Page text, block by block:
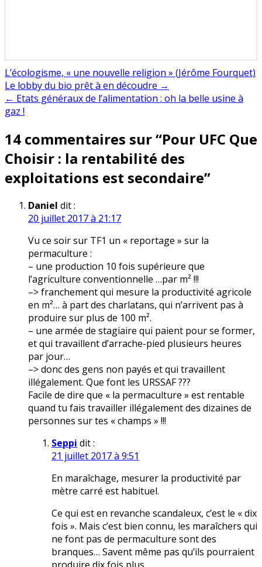
L’écologisme, « une nouvelle religion » (Jérôme Fourquet)
Navigation
de
Le lobby du bio prêt à en découdre →
← Etats généraux de l’alimentation : oh la belle usine à
gaz !
14 commentaires sur “Pour UFC Que
Choisir : la rentabilité des
exploitations est secondaire”
Daniel dit :
20 juillet 2017 à 21:17
Vu ce soir sur TF1 un « reportage » sur la
permaculture :
– une production 10 fois supérieure que
l’agriculture conventionnelle …par m² !!!
–> franchement qui mesure la productivité agricole
en m²… à part des charlatans, qui n’arrivent pas à
produire sur plus de 100 m².
– une armée de stagiaire qui paient pour se former,
et qui travaillent d’arrache-pied plusieurs heures
par jour…
–> donc des gens non payés et qui travaillent
illégalement. Que font les URSSAF ???
Facile de dire que « la permaculture » est rentable
quand tu fais travailler illégalement des dizaines de
personnes sur tes « champs » !!!
Seppi dit :
21 juillet 2017 à 9:51
En maraîchage, mesurer la productivité par
mètre carré est habituel.
Ce qui est en revanche scandaleux, c’est le « dix
fois ». Mais c’est bien connu, les maraîchers qui
ne font pas de permaculture sont des
branques… Savent même pas qu’ils pourraient